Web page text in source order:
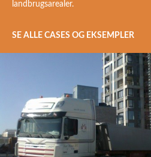
landbrugsarealer.
SE ALLE CASES OG EKSEMPLER